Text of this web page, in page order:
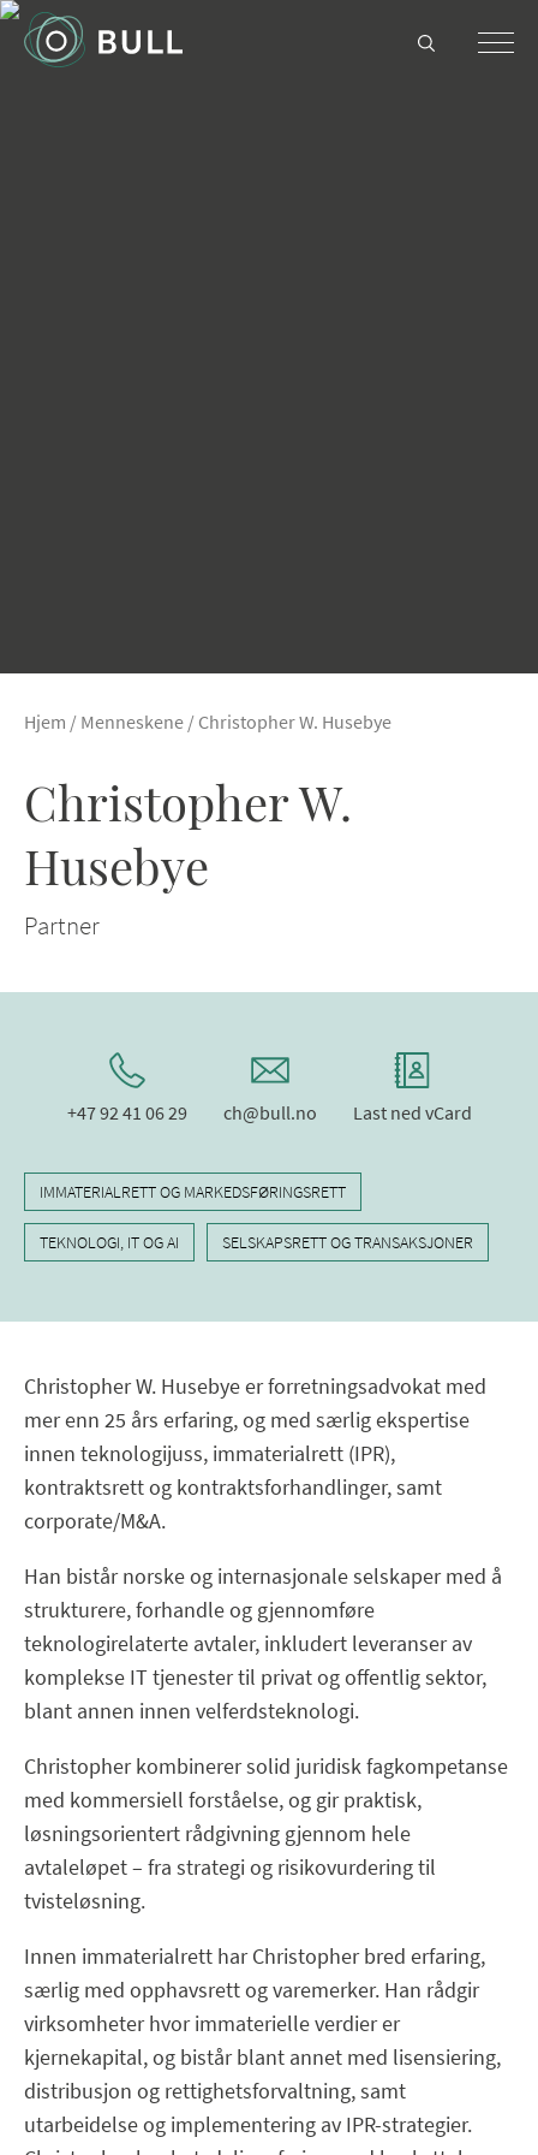
Hjem / Menneskene / Christopher W. Husebye
Christopher W.
Husebye
Partner
+47 92 41 06 29 ch@bull.no Last ned vCard
IMMATERIALRETT OG MARKEDSFØRINGSRETT
TEKNOLOGI, IT OG AI SELSKAPSRETT OG TRANSAKSJONER
Christopher W. Husebye er forretningsadvokat med
mer enn 25 års erfaring, og med særlig ekspertise
innen teknologijuss, immaterialrett (IPR),
kontraktsrett og kontraktsforhandlinger, samt
corporate/M&A.
Han bistår norske og internasjonale selskaper med å
strukturere, forhandle og gjennomføre
teknologirelaterte avtaler, inkludert leveranser av
komplekse IT tjenester til privat og offentlig sektor,
blant annen innen velferdsteknologi.
Christopher kombinerer solid juridisk fagkompetanse
med kommersiell forståelse, og gir praktisk,
løsningsorientert rådgivning gjennom hele
avtaleløpet – fra strategi og risikovurdering til
tvisteløsning.
Innen immaterialrett har Christopher bred erfaring,
særlig med opphavsrett og varemerker. Han rådgir
virksomheter hvor immaterielle verdier er
kjernekapital, og bistår blant annet med lisensiering,
distribusjon og rettighetsforvaltning, samt
utarbeidelse og implementering av IPR-strategier.